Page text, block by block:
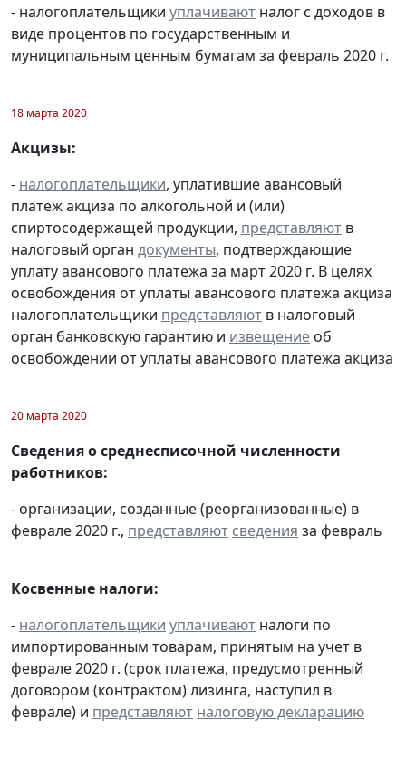
- налогоплательщики уплачивают налог с доходов в
виде процентов по государственным и
муниципальным ценным бумагам за февраль 2020 г.
18 марта 2020
Акцизы:
- налогоплательщики, уплатившие авансовый
платеж акциза по алкогольной и (или)
спиртосодержащей продукции, представляют в
налоговый орган документы, подтверждающие
уплату авансового платежа за март 2020 г. В целях
освобождения от уплаты авансового платежа акциза
налогоплательщики представляют в налоговый
орган банковскую гарантию и извещение об
освобождении от уплаты авансового платежа акциза
20 марта 2020
Сведения о среднесписочной численности
работников:
- организации, созданные (реорганизованные) в
феврале 2020 г., представляют сведения за февраль
Косвенные налоги:
- налогоплательщики уплачивают налоги по
импортированным товарам, принятым на учет в
феврале 2020 г. (срок платежа, предусмотренный
договором (контрактом) лизинга, наступил в
феврале) и представляют налоговую декларацию